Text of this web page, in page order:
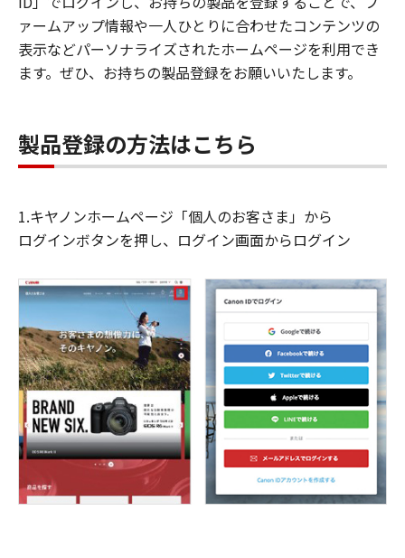
ァームアップ情報や一人ひとりに合わせたコンテンツの
表示などパーソナライズされたホームページを利用でき
ます。ぜひ、お持ちの製品登録をお願いいたします。
製品登録の方法はこちら
1.キヤノンホームページ「個人のお客さま」から
ログインボタンを押し、ログイン画面からログイン